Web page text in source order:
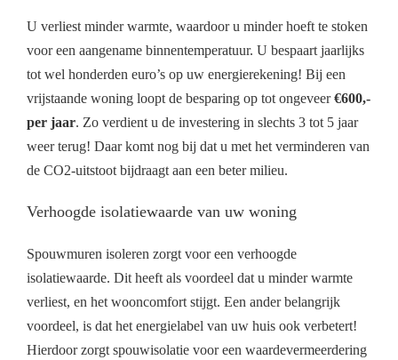
U verliest minder warmte, waardoor u minder hoeft te stoken
voor een aangename binnentemperatuur. U bespaart jaarlijks
tot wel honderden euro’s op uw energierekening! Bij een
vrijstaande woning loopt de besparing op tot ongeveer€600,-
per jaar. Zo verdient u de investering in slechts 3 tot 5 jaar
weer terug! Daar komt nog bij dat u met het verminderen van
de CO2-uitstoot bijdraagt aan een beter milieu.
Verhoogde isolatiewaarde van uw woning
Spouwmuren isoleren zorgt voor een verhoogde
isolatiewaarde. Dit heeft als voordeel dat u minder warmte
verliest, en het wooncomfort stijgt. Een ander belangrijk
voordeel, is dat het energielabel van uw huis ook verbetert!
Hierdoor zorgt spouwisolatie voor een waardevermeerdering